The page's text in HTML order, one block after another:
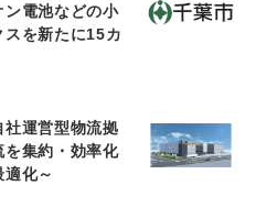
ン電池などの小
を新たに15カ
運営型物流拠
を集約・効率化
化～